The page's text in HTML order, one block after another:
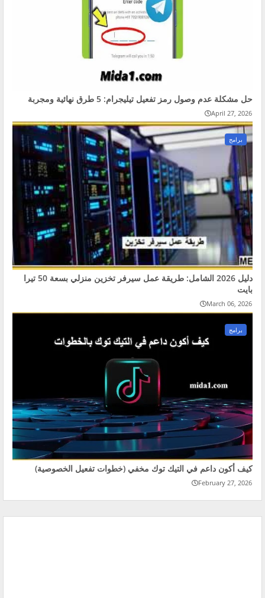
حل مشكلة عدم وصول رمز تفعيل تيليجرام: 5 طرق نهائية ومجربة
April 27, 2026
برامج
دليل 2026 الشامل: طريقة عمل سيرفر تخزين منزلي بسعة 50 تيرا
بايت
March 06, 2026
برامج
كيف أكون داعم في التيك توك مخفي (خطوات تفعيل الخصوصية)
February 27, 2026